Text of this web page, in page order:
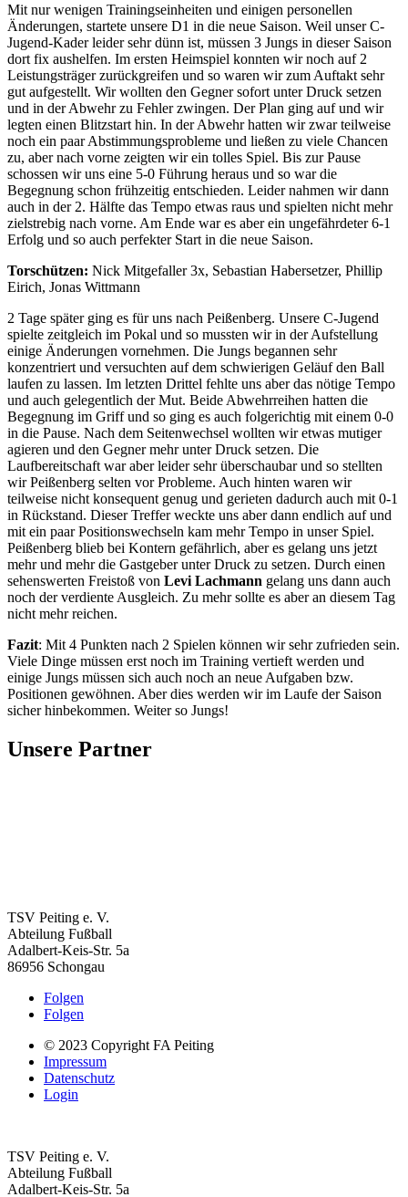
Mit nur wenigen Trainingseinheiten und einigen personellen
Änderungen, startete unsere D1 in die neue Saison. Weil unser C-
Jugend-Kader leider sehr dünn ist, müssen 3 Jungs in dieser Saison
dort fix aushelfen. Im ersten Heimspiel konnten wir noch auf 2
Leistungsträger zurückgreifen und so waren wir zum Auftakt sehr
gut aufgestellt. Wir wollten den Gegner sofort unter Druck setzen
und in der Abwehr zu Fehler zwingen. Der Plan ging auf und wir
legten einen Blitzstart hin. In der Abwehr hatten wir zwar teilweise
noch ein paar Abstimmungsprobleme und ließen zu viele Chancen
zu, aber nach vorne zeigten wir ein tolles Spiel. Bis zur Pause
schossen wir uns eine 5-0 Führung heraus und so war die
Begegnung schon frühzeitig entschieden. Leider nahmen wir dann
auch in der 2. Hälfte das Tempo etwas raus und spielten nicht mehr
zielstrebig nach vorne. Am Ende war es aber ein ungefährdeter 6-1
Erfolg und so auch perfekter Start in die neue Saison.
Torschützen: Nick Mitgefaller 3x, Sebastian Habersetzer, Phillip
Eirich, Jonas Wittmann
2 Tage später ging es für uns nach Peißenberg. Unsere C-Jugend
spielte zeitgleich im Pokal und so mussten wir in der Aufstellung
einige Änderungen vornehmen. Die Jungs begannen sehr
konzentriert und versuchten auf dem schwierigen Geläuf den Ball
laufen zu lassen. Im letzten Drittel fehlte uns aber das nötige Tempo
und auch gelegentlich der Mut. Beide Abwehrreihen hatten die
Begegnung im Griff und so ging es auch folgerichtig mit einem 0-0
in die Pause. Nach dem Seitenwechsel wollten wir etwas mutiger
agieren und den Gegner mehr unter Druck setzen. Die
Laufbereitschaft war aber leider sehr überschaubar und so stellten
wir Peißenberg selten vor Probleme. Auch hinten waren wir
teilweise nicht konsequent genug und gerieten dadurch auch mit 0-1
in Rückstand. Dieser Treffer weckte uns aber dann endlich auf und
mit ein paar Positionswechseln kam mehr Tempo in unser Spiel.
Peißenberg blieb bei Kontern gefährlich, aber es gelang uns jetzt
mehr und mehr die Gastgeber unter Druck zu setzen. Durch einen
sehenswerten Freistoß von Levi Lachmann gelang uns dann auch
noch der verdiente Ausgleich. Zu mehr sollte es aber an diesem Tag
nicht mehr reichen.
Fazit: Mit 4 Punkten nach 2 Spielen können wir sehr zufrieden sein.
Viele Dinge müssen erst noch im Training vertieft werden und
einige Jungs müssen sich auch noch an neue Aufgaben bzw.
Positionen gewöhnen. Aber dies werden wir im Laufe der Saison
sicher hinbekommen. Weiter so Jungs!
Unsere Partner
TSV Peiting e. V.
Abteilung Fußball
Adalbert-Keis-Str. 5a
86956 Schongau
Folgen
Folgen
© 2023 Copyright FA Peiting
Impressum
Datenschutz
Login
TSV Peiting e. V.
Abteilung Fußball
Adalbert-Keis-Str. 5a